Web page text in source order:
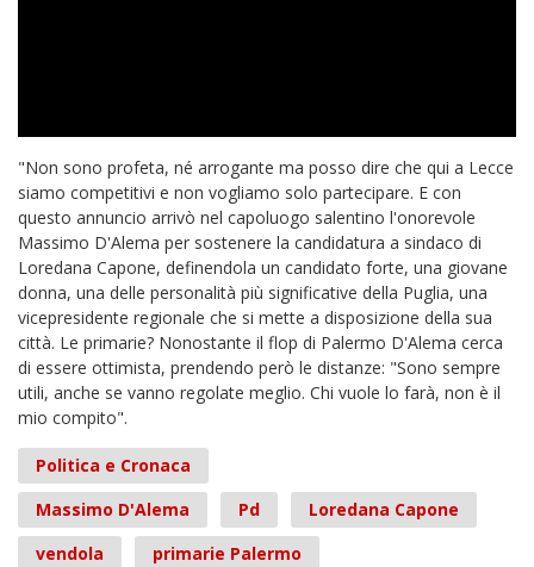
"Non sono profeta, né arrogante ma posso dire che qui a Lecce
siamo competitivi e non vogliamo solo partecipare. E con
questo annuncio arrivò nel capoluogo salentino l'onorevole
Massimo D'Alema per sostenere la candidatura a sindaco di
Loredana Capone, definendola un candidato forte, una giovane
donna, una delle personalità più significative della Puglia, una
vicepresidente regionale che si mette a disposizione della sua
città. Le primarie? Nonostante il flop di Palermo D'Alema cerca
di essere ottimista, prendendo però le distanze: "Sono sempre
utili, anche se vanno regolate meglio. Chi vuole lo farà, non è il
mio compito".
Politica e Cronaca
Massimo D'Alema
Pd
Loredana Capone
vendola
primarie Palermo